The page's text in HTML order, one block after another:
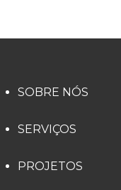
SOBRE NÓS
SERVIÇOS
PROJETOS